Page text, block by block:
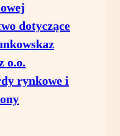
dotyczące
o.o.
rynkowe i